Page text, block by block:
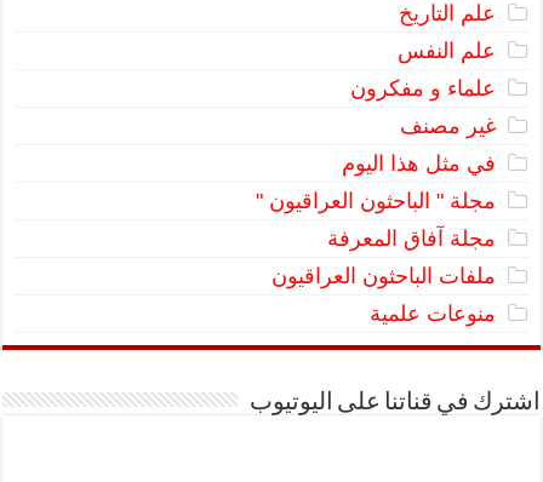
علم التاريخ
علم النفس
علماء و مفكرون
غير مصنف
في مثل هذا اليوم
مجلة " الباحثون العراقيون "
مجلة آفاق المعرفة
ملفات الباحثون العراقيون
منوعات علمية
اشترك في قناتنا على اليوتيوب